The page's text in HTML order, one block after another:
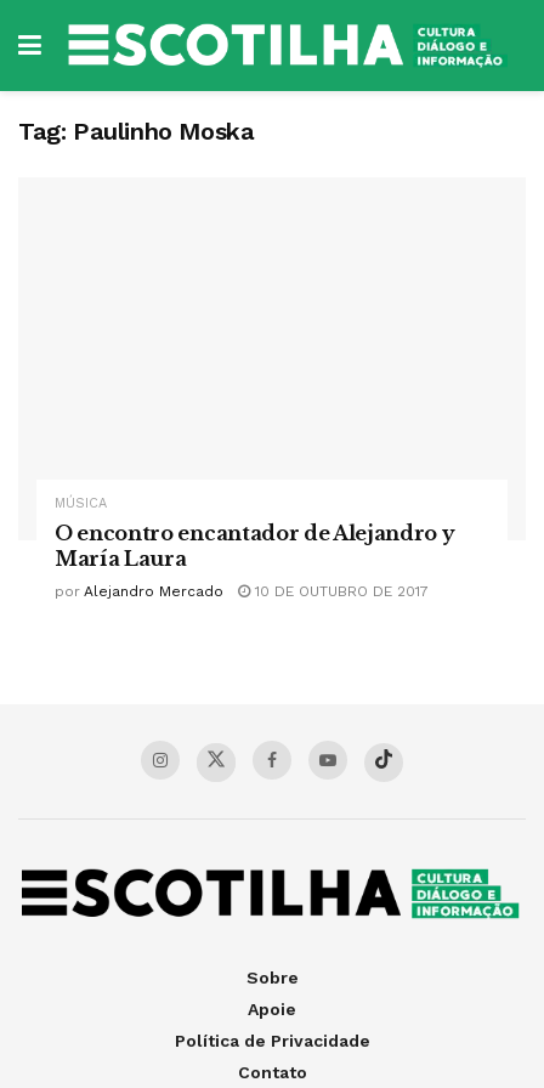
Tag: Paulinho Moska
MÚSICA
O encontro encantador de Alejandro y
María Laura
por Alejandro Mercado 10 DE OUTUBRO DE 2017
Sobre
Apoie
Política de Privacidade
Contato